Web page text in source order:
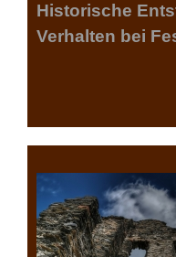
Historische
Verhalten bei